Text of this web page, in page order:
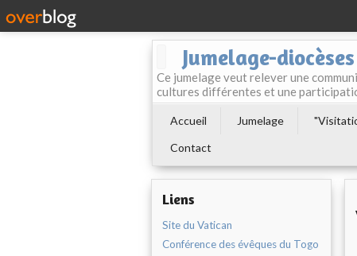
Jumelage-
Ce jumelage veut relever une
cultures différentes et une
Accueil Jumelage
Contact
Liens
Site du Vatican
Conférence des évêques du Togo